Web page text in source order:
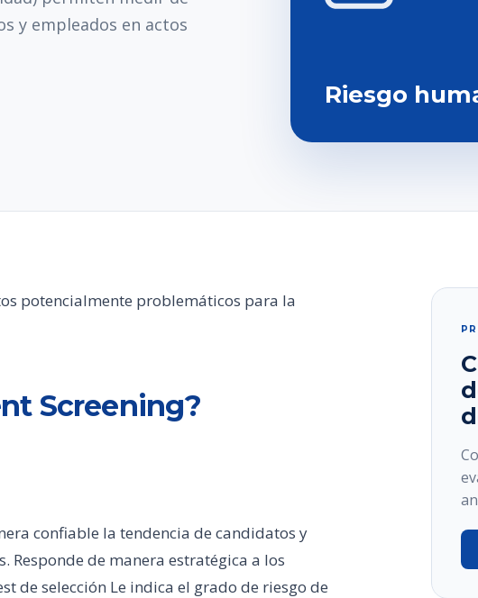
y empleados en actos
Riesgo
potencialmente problemáticos para la
Screening?
confiable la tendencia de candidatos y
Responde de manera estratégica a los
de selección Le indica el grado de riesgo de